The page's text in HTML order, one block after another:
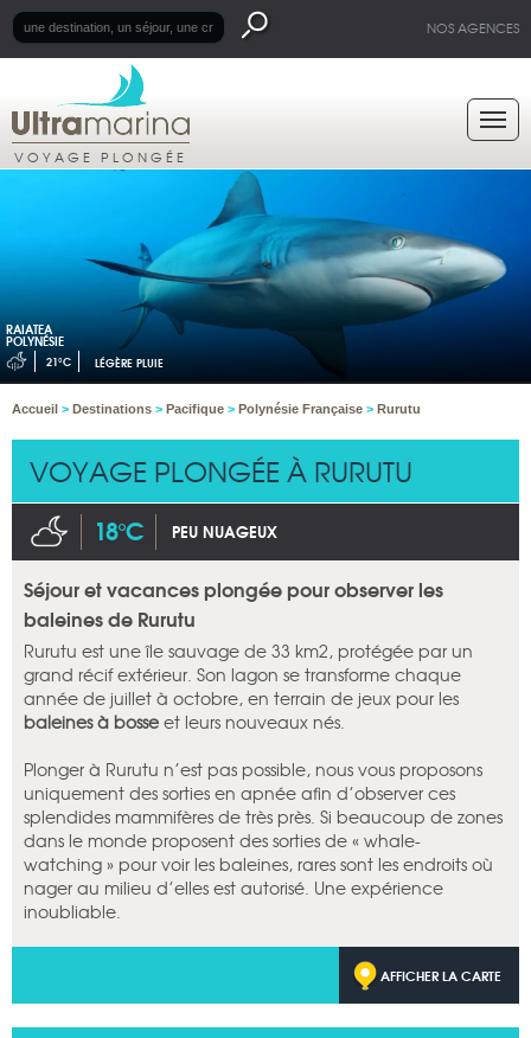
NOS AGENCES
VOYAGE PLONGÉE
RAIATEA
POLYNÉSIE
21°C LÉGÈRE PLUIE
Accueil > Destinations > Pacifique > Polynésie Française > Rurutu
VOYAGE PLONGÉE À RURUTU
18°C PEU NUAGEUX
Séjour et vacances plongée pour observer les
baleines de Rurutu
Rurutu est une île sauvage de 33 km2, protégée par un
grand récif extérieur. Son lagon se transforme chaque
année de juillet à octobre, en terrain de jeux pour les
baleines à bosse et leurs nouveaux nés.
Plonger à Rurutu n’est pas possible, nous vous proposons
uniquement des sorties en apnée afin d’observer ces
splendides mammifères de très près. Si beaucoup de zones
dans le monde proposent des sorties de « whale-
watching » pour voir les baleines, rares sont les endroits où
nager au milieu d’elles est autorisé. Une expérience
inoubliable.
AFFICHER LA CARTE